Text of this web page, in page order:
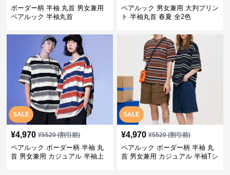
ボーダー柄 半袖 丸首 男女兼用
ペアルック 半袖丸首
ペアルック 男女兼用 大判プリン
ト 半袖丸首 春夏 全2色
SALE
¥4,970 ¥5520(割引前)
ペアルック ボーダー柄 半袖 丸
首 男女兼用 カジュアル 半袖上
SALE
¥4,970 ¥5520(割引前)
ペアルック ボーダー柄 半袖 丸
首 男女兼用 カジュアル 半袖Tシ